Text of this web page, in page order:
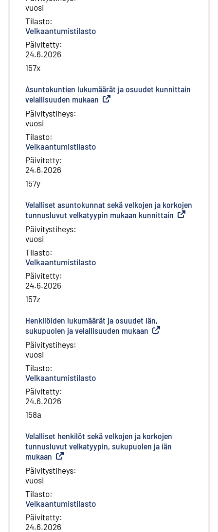
vuosi
Tilasto:
Velkaantumistilasto
Päivitetty:
24.6.2026
157x
Asuntokuntien lukumäärät ja osuudet kunnittain
velallisuuden mukaan Ulkoinen linkki
Päivitystiheys:
vuosi
Tilasto:
Velkaantumistilasto
Päivitetty:
24.6.2026
157y
Velalliset asuntokunnat sekä velkojen ja korkojen
tunnusluvut velkatyypin mukaan kunnittain Ulkoinen
Päivitystiheys:
vuosi
Tilasto:
Velkaantumistilasto
Päivitetty:
24.6.2026
157z
Henkilöiden lukumäärät ja osuudet iän,
sukupuolen ja velallisuuden mukaan Ulkoinen linkki
Päivitystiheys:
vuosi
Tilasto:
Velkaantumistilasto
Päivitetty:
24.6.2026
158a
Velalliset henkilöt sekä velkojen ja korkojen
tunnusluvut velkatyypin, sukupuolen ja iän
mukaan Ulkoinen linkki
Päivitystiheys:
vuosi
Tilasto:
Velkaantumistilasto
Päivitetty:
24.6.2026